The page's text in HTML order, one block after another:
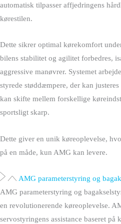
automatisk tilpasser affjedringens
kørestilen.
Dette sikrer optimal kørekomfort
bilens stabilitet og agilitet forbedres,
aggressive manøvrer. Systemet
styrede støddæmpere, der kan
kan skifte mellem forskellige
sportsligt skarp.
Dette giver en unik køreoplevelse,
på en måde, kun AMG kan levere.
AMG parameterstyring og
AMG parameterstyring og
en revolutionerende køreoplevelse.
servostyringens assistance baseret